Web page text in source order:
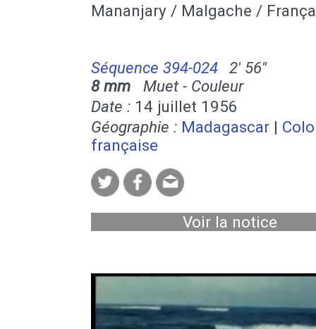
Mananjary / Malgache /
Séquence 394-024
2' 56''
8 mm Muet - Couleur
Date : 14 juillet 1956
Géographie : Madagascar |
française
Voir la notice